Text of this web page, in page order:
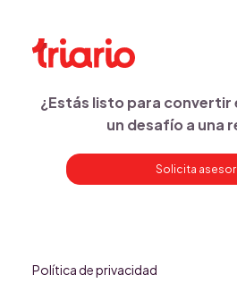
¿Estás listo para convertir
un desafío a una
Solicita
Política de privacidad